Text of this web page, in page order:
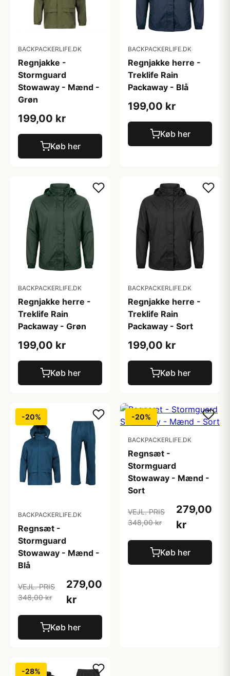
BACKPACKERLIFE.DK
Regnjakke -
Stormguard
Stowaway - Mænd -
Grøn
199,00 kr
Køb her
BACKPACKERLIFE.DK
Regnjakke herre -
Treklife Rain
Packaway - Blå
199,00 kr
Køb her
BACKPACKERLIFE.DK
Regnjakke herre -
Treklife Rain
Packaway - Grøn
199,00 kr
Køb her
BACKPACKERLIFE.DK
Regnjakke herre -
Treklife Rain
Packaway - Sort
199,00 kr
Køb her
-20%
BACKPACKERLIFE.DK
Regnsæt -
Stormguard
Stowaway - Mænd -
Blå
VEJL. PRIS
348,00 kr
279,00
kr
Køb her
-20%
BACKPACKERLIFE.DK
Regnsæt -
Stormguard
Stowaway - Mænd -
Sort
VEJL. PRIS
348,00 kr
279,00
kr
Køb her
-28%